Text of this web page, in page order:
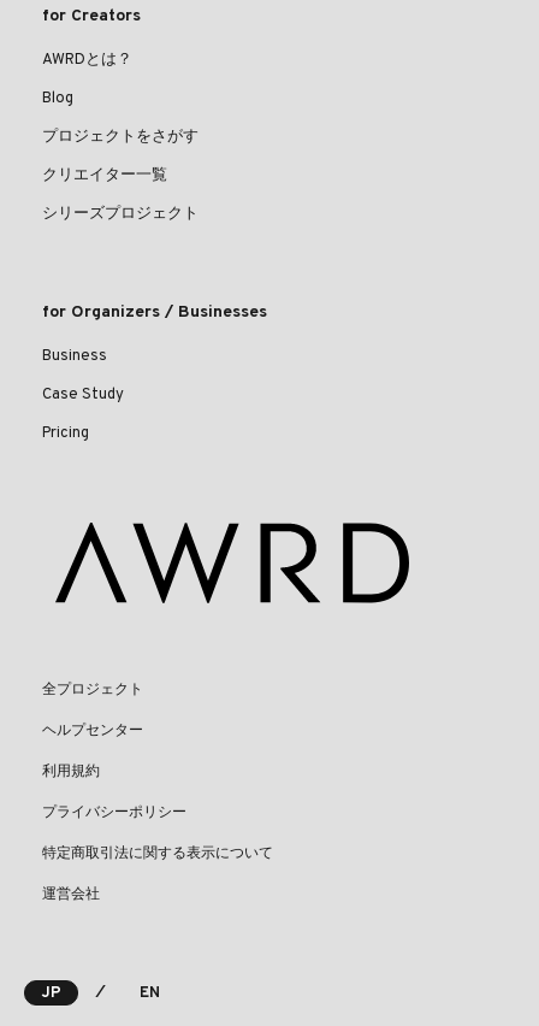
for Creators
AWRDとは？
Blog
プロジェクトをさがす
クリエイター一覧
シリーズプロジェクト
for Organizers / Businesses
Business
Case Study
Pricing
全プロジェクト
ヘルプセンター
利用規約
プライバシーポリシー
特定商取引法に関する表示について
運営会社
JP ⁄ EN